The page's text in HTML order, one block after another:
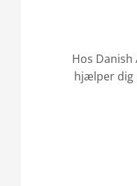
Hos
hjælper dig